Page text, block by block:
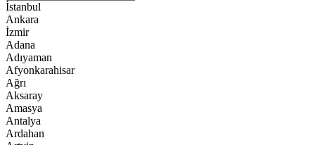
İstanbul
Ankara
İzmir
Adana
Adıyaman
Afyonkarahisar
Ağrı
Aksaray
Amasya
Antalya
Ardahan